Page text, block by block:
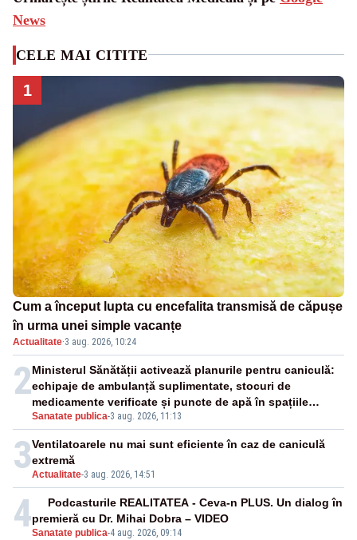
News
CELE MAI CITITE
1
Cum a început lupta cu encefalita transmisă de căpușe
în urma unei simple vacanțe
Actualitate·3 aug. 2026, 10:24
2
Sanatate publica-3 aug. 2026, 11:13
Ministerul Sănătății activează planurile pentru caniculă:
echipaje de ambulanță suplimentate, stocuri de
medicamente verificate și puncte de apă în spațiile
publice
3Actualitate-3 aug. 2026, 14:51
Ventilatoarele nu mai sunt eficiente în caz de caniculă
extremă
4Sanatate publica-4 aug. 2026, 09:14
Podcasturile REALITATEA - Ceva-n PLUS. Un dialog în
premieră cu Dr. Mihai Dobra – VIDEO